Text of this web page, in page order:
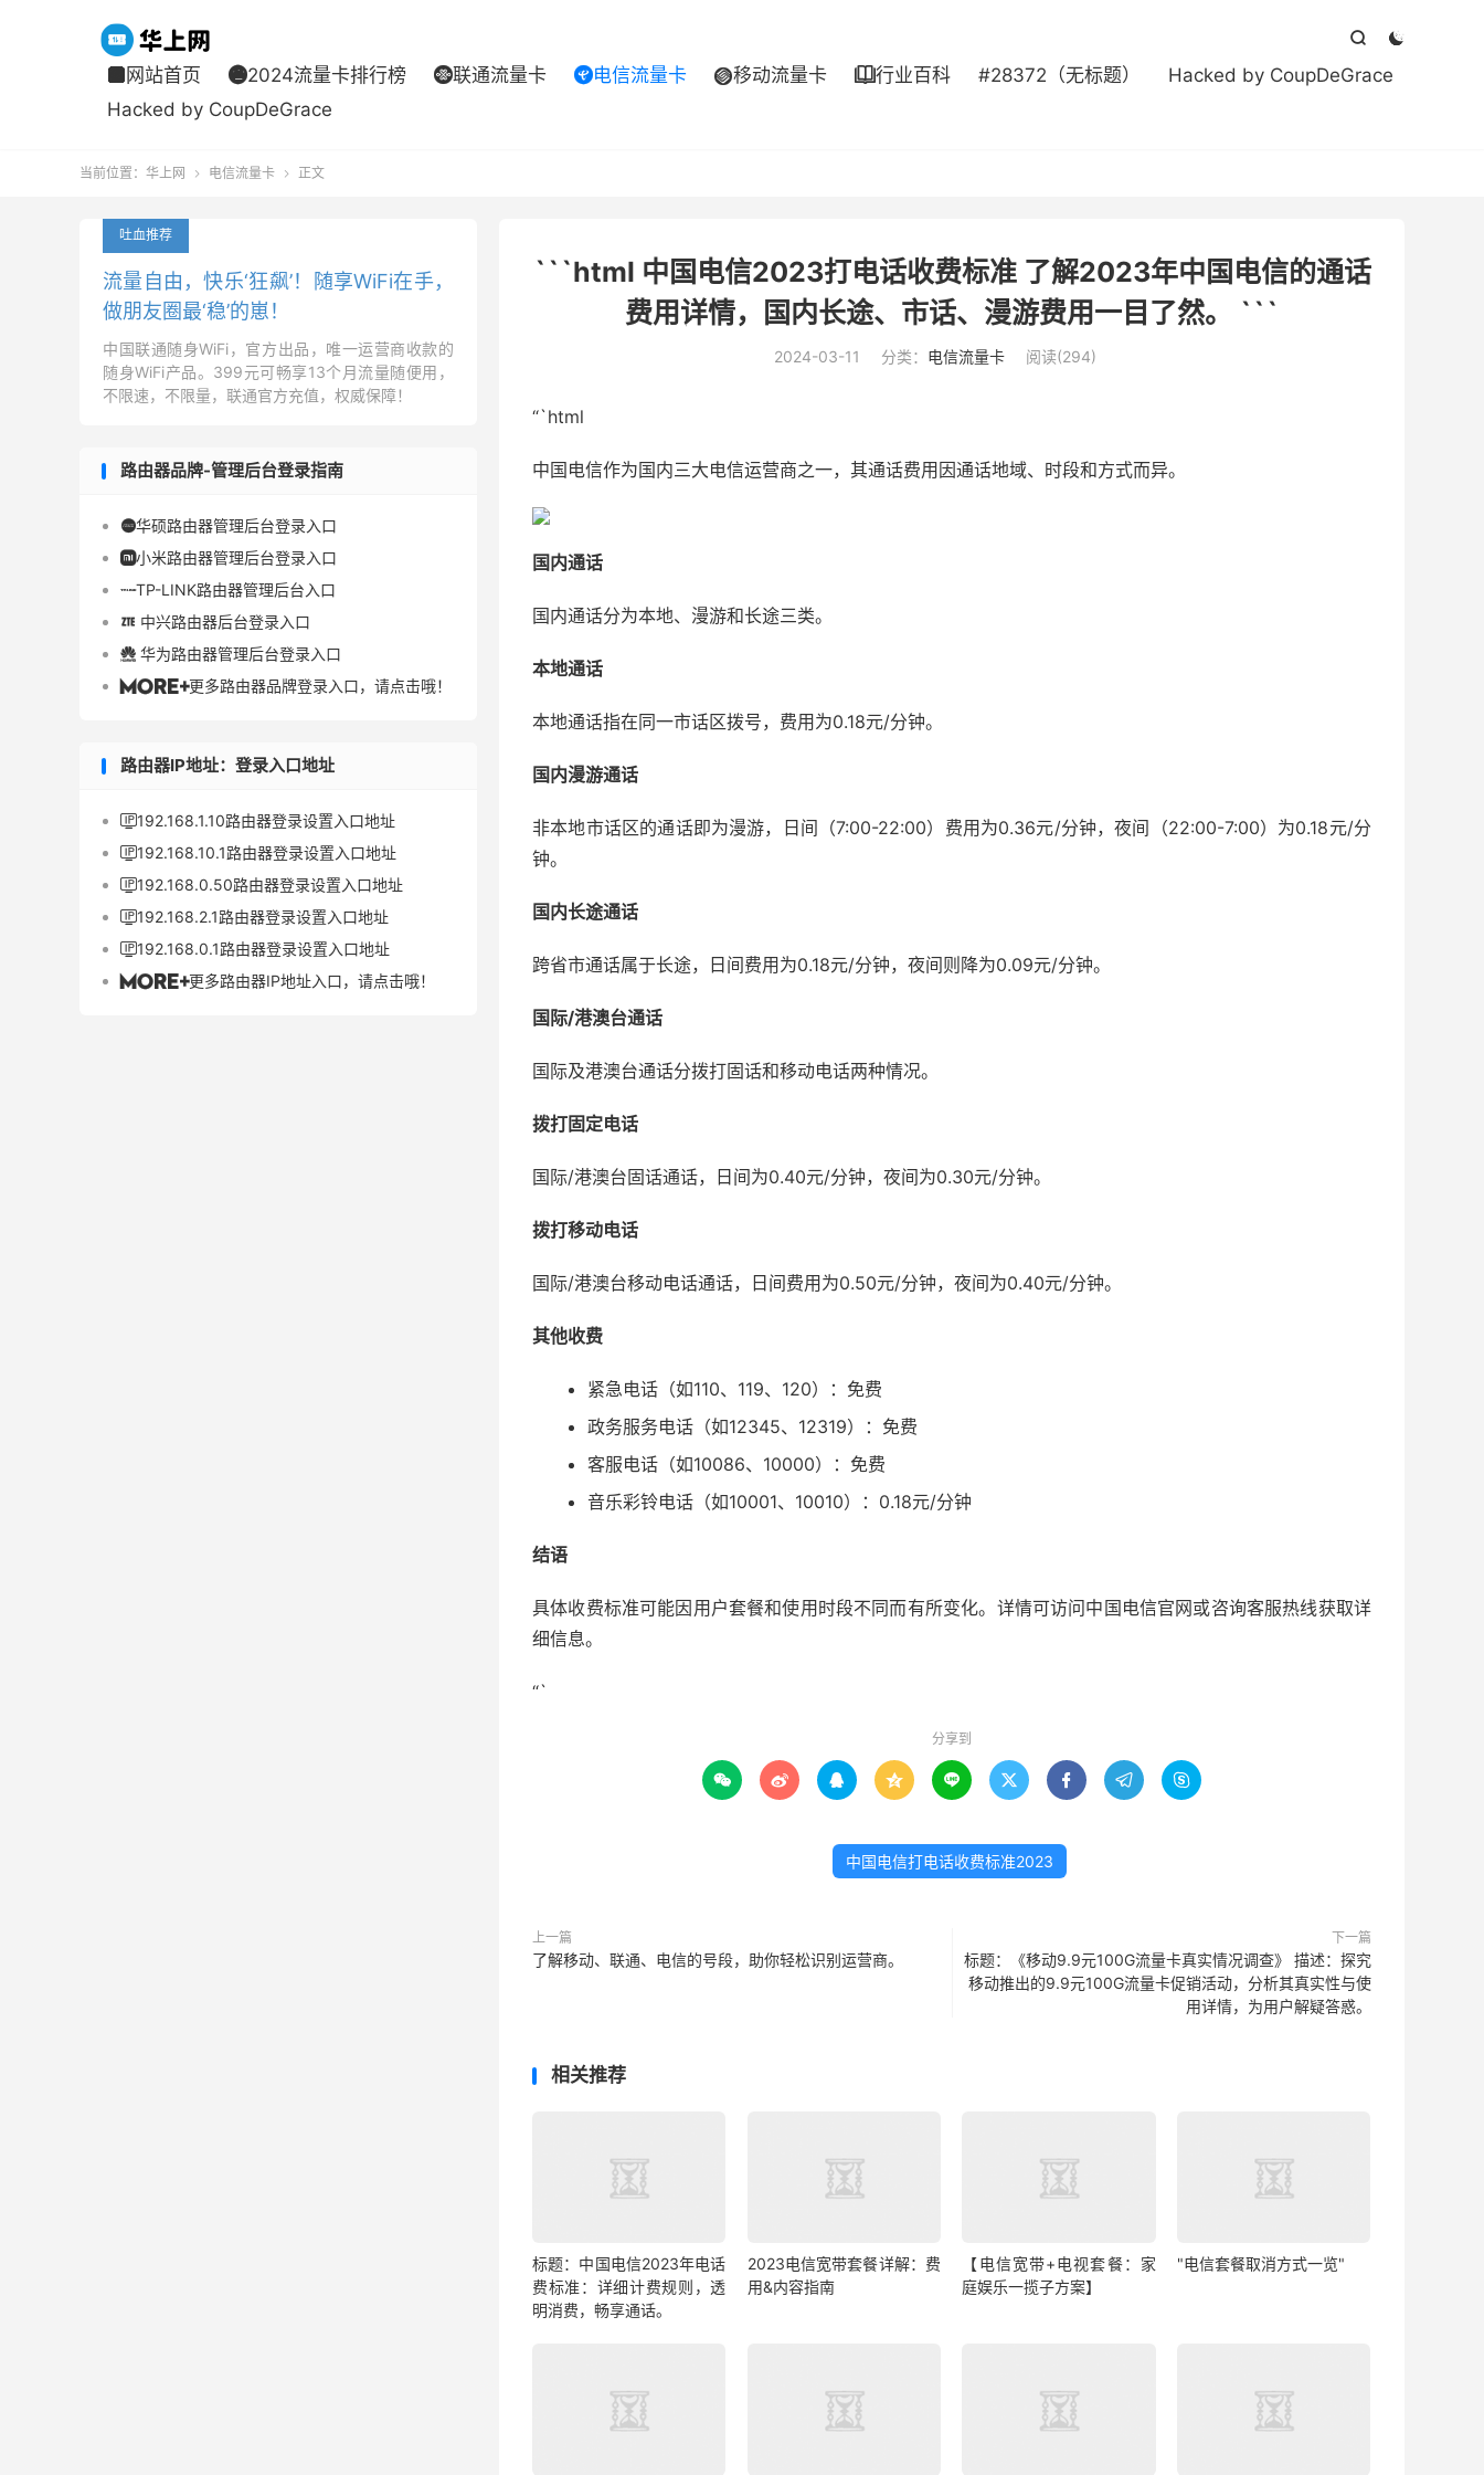


 网站首页 2024流量卡排行榜 联通流量卡 电信流量卡 移动流量卡 行业百科 #28372（无标题）
Hacked by CoupDeGrace
Hacked by CoupDeGrace
当前位置： 华上网  电信流量卡  正文
```html 中国电信2023打电话收费标准 了解2023年中国电信的通话
费用详情，国内长途、市话、漫游费用一目了然。 ```
2024-03-11 分类： 电信流量卡 阅读(294)
“`html
中国电信作为国内三大电信运营商之一，其通话费用因通话地域、时段和方式而异。
国内通话
国内通话分为本地、漫游和长途三类。
本地通话
本地通话指在同一市话区拨号，费用为0.18元/分钟。
国内漫游通话
非本地市话区的通话即为漫游，日间（7:00-22:00）费用为0.36元/分钟，夜间（22:00-7:00）为0.18元/分
钟。
国内长途通话
跨省市通话属于长途，日间费用为0.18元/分钟，夜间则降为0.09元/分钟。
国际/港澳台通话
国际及港澳台通话分拨打固话和移动电话两种情况。
拨打固定电话
国际/港澳台固话通话，日间为0.40元/分钟，夜间为0.30元/分钟。
拨打移动电话
国际/港澳台移动电话通话，日间费用为0.50元/分钟，夜间为0.40元/分钟。
其他收费
紧急电话（如110、119、120）：免费
政务服务电话（如12345、12319）：免费
客服电话（如10086、10000）：免费
音乐彩铃电话（如10001、10010）：0.18元/分钟
结语
具体收费标准可能因用户套餐和使用时段不同而有所变化。详情可访问中国电信官网或咨询客服热线获取详
细信息。
“`
分享到
        
中国电信打电话收费标准2023
上一篇
了解移动、联通、电信的号段，助你轻松识别运营商。
下一篇
标题：《移动9.9元100G流量卡真实情况调查》 描述：探究
移动推出的9.9元100G流量卡促销活动，分析其真实性与使
用详情，为用户解疑答惑。
相关推荐
标题：中国电信2023年电话
费标准：详细计费规则，透
明消费，畅享通话。
2023电信宽带套餐详解：费
用&内容指南
【电信宽带+电视套餐：家
庭娱乐一揽子方案】
"电信套餐取消方式一览"
吐血推荐
流量自由，快乐‘狂飙’！随享WiFi在手，
做朋友圈最‘稳’的崽！
中国联通随身WiFi，官方出品，唯一运营商收款的
随身WiFi产品。399元可畅享13个月流量随便用，
不限速，不限量，联通官方充值，权威保障！
路由器品牌-管理后台登录指南
华硕路由器管理后台登录入口
小米路由器管理后台登录入口
TP-LINK路由器管理后台入口
 中兴路由器后台登录入口
 华为路由器管理后台登录入口
更多路由器品牌登录入口，请点击哦！
路由器IP地址：登录入口地址
192.168.1.10路由器登录设置入口地址
192.168.10.1路由器登录设置入口地址
192.168.0.50路由器登录设置入口地址
192.168.2.1路由器登录设置入口地址
192.168.0.1路由器登录设置入口地址
更多路由器IP地址入口，请点击哦！